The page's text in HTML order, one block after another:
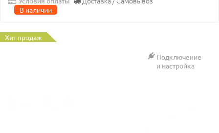
В наличии
Хит продаж
Подключение
и настройка